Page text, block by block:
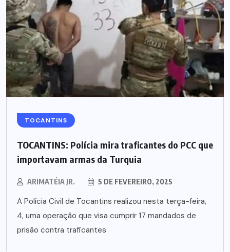
TOCANTINS
TOCANTINS: Polícia mira traficantes do PCC que
importavam armas da Turquia
ARIMATÉIA JR. 5 DE FEVEREIRO, 2025
A Polícia Civil de Tocantins realizou nesta terça-feira,
4, uma operação que visa cumprir 17 mandados de
prisão contra traficantes